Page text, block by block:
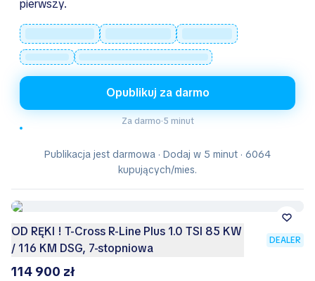
pierwszy.
Opublikuj za darmo
Za darmo·5 minut
Publikacja jest darmowa · Dodaj w 5 minut · 6064
kupujących/mies.
OD RĘKI ! T-Cross R-Line Plus 1.0 TSI 85 KW
/ 116 KM DSG, 7-stopniowa
DEALER
114 900 zł